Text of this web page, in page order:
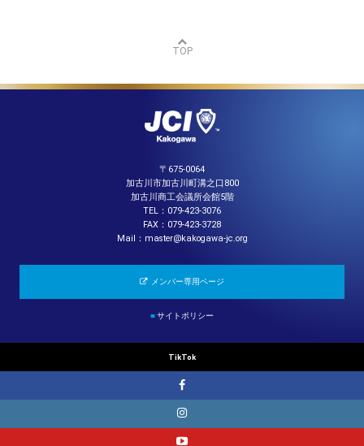
TOP
〒675-0064
加古川市加古川町溝之口800
加古川商工会議所会館5階
TEL：079-423-3076
FAX：079-423-3728
Mail：master@kakogawa-jc.org
メンバー専用ページ
■サイトポリシー
TikTok